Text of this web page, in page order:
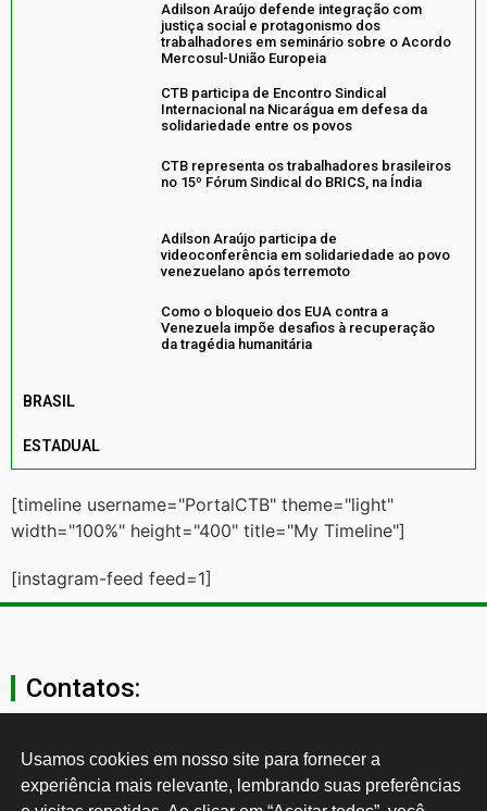
Adilson Araújo defende integração com
justiça social e protagonismo dos
trabalhadores em seminário sobre o Acordo
Mercosul-União Europeia
CTB participa de Encontro Sindical
Internacional na Nicarágua em defesa da
solidariedade entre os povos
CTB representa os trabalhadores brasileiros
no 15º Fórum Sindical do BRICS, na Índia
Adilson Araújo participa de
videoconferência em solidariedade ao povo
venezuelano após terremoto
Como o bloqueio dos EUA contra a
Venezuela impõe desafios à recuperação
da tragédia humanitária
BRASIL
ESTADUAL
[timeline username="PortalCTB" theme="light"
width="100%" height="400" title="My Timeline"]
[instagram-feed feed=1]
Contatos:
secgeral@ctb.org.br
11 3874-0040
Usamos cookies em nosso site para fornecer a
experiência mais relevante, lembrando suas preferências